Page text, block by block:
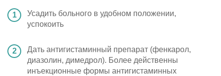
Усадить больного в удобном положении,
успокоить
Дать антигистаминный препарат (фенкарол,
диазолин, димедрол). Более действенны
инъекционные формы антигистаминных